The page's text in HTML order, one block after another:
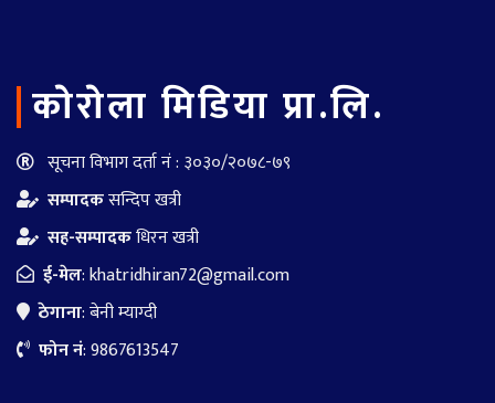
काेराेला मिडिया प्रा.लि.
सूचना विभाग दर्ता नं : ३०३०/२०७८-७९
सम्पादकसन्दिप खत्री
सह-सम्पादकधिरन खत्री
ई-मेल:khatridhiran72@gmail.com
ठेगाना: बेनी म्याग्दी
फोन नं: 9867613547